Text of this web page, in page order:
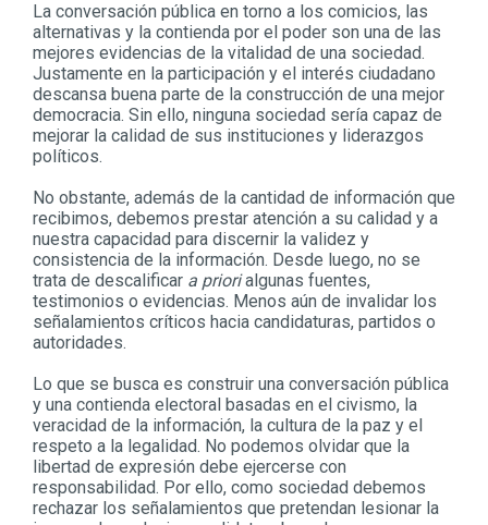
La conversación pública en torno a los comicios, las
alternativas y la contienda por el poder son una de las
mejores evidencias de la vitalidad de una sociedad.
Justamente en la participación y el interés ciudadano
descansa buena parte de la construcción de una mejor
democracia. Sin ello, ninguna sociedad sería capaz de
mejorar la calidad de sus instituciones y liderazgos
políticos.
No obstante, además de la cantidad de información que
recibimos, debemos prestar atención a su calidad y a
nuestra capacidad para discernir la validez y
consistencia de la información. Desde luego, no se
trata de descalificar a priorialgunas fuentes,
testimonios o evidencias. Menos aún de invalidar los
señalamientos críticos hacia candidaturas, partidos o
autoridades.
Lo que se busca es construir una conversación pública
y una contienda electoral basadas en el civismo, la
veracidad de la información, la cultura de la paz y el
respeto a la legalidad. No podemos olvidar que la
libertad de expresión debe ejercerse con
responsabilidad. Por ello, como sociedad debemos
rechazar los señalamientos que pretendan lesionar la